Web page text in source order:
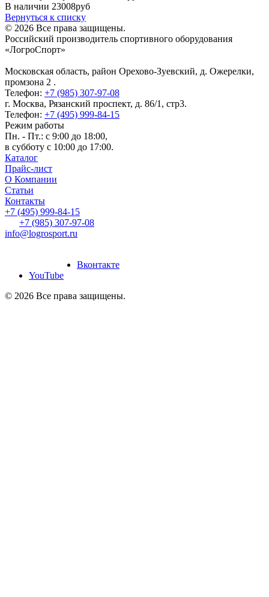
В наличии 23008руб
Вернуться к списку
© 2026 Все права защищены.
Российский производитель спортивного оборудования
«ЛогроСпорт»
Московская область, район Орехово-Зуевский, д. Ожерелки,
промзона 2 .
Телефон: +7 (985) 307-97-08
г. Москва, Рязанский проспект, д. 86/1, стр3.
Телефон: +7 (495) 999-84-15
Режим работы
Пн. - Пт.: с 9:00 до 18:00,
в субботу с 10:00 до 17:00.
Каталог
Прайс-лист
О Компании
Статьи
Контакты
+7 (495) 999-84-15
+7 (985) 307-97-08
info@logrosport.ru
Вконтакте
YouTube
© 2026 Все права защищены.